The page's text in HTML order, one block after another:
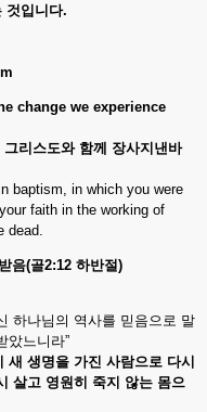
것입니다.
change we experience
그리스도와 함께 장사지낸바
baptism, in which you were
faith in the working of
dead.
받음(골2:12 하반절)
하나님의 역사를 믿음으로 말
았느니라”
새 생명을 가진 사람으로 다시
살고 영원히 죽지 않는 몸으